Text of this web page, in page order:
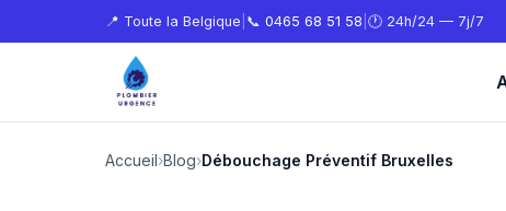
📍 Toute la Belgique 📞 0465 68 51 58 🕐 24h/24 — 7j/7
Accueil›Blog›Débouchage Préventif Bruxelles